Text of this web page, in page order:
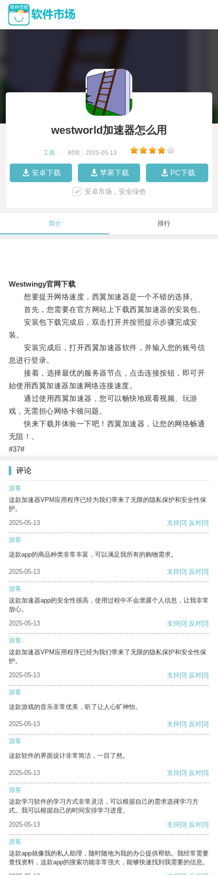
westworld加速器怎么用
工具 时间：2025-05-13
安卓下载 苹果下载 PC下载
安卓市场，安全绿色
简介 排行
Westwingy官网下载
想要提升网络速度，西翼加速器是一个不错的选择。
首先，您需要在官方网站上下载西翼加速器的安装包。
安装包下载完成后，双击打开并按照提示步骤完成安
装。
安装完成后，打开西翼加速器软件，并输入您的账号信
息进行登录。
接着，选择最优的服务器节点，点击连接按钮，即可开
始使用西翼加速器加速网络连接速度。
通过使用西翼加速器，您可以畅快地观看视频、玩游
戏，无需担心网络卡顿问题。
快来下载并体验一下吧！西翼加速器，让您的网络畅通
无阻！。
#37#
评论
游客
这款加速器VPM应用程序已经为我们带来了无限的隐私保护和安全性保
护。
2025-05-13
支持[0] 反对[0]
游客
这款app的商品种类非常丰富，可以满足我所有的购物需求。
2025-05-13 支持[0] 反对[0]
游客
这款加速器app的安全性很高，使用过程中不会泄露个人信息，让我非常
放心。
2025-05-13
支持[0] 反对[0]
游客
这款加速器VPM应用程序已经为我们带来了无限的隐私保护和安全性保
护。
2025-05-13
支持[0] 反对[0]
游客
这款游戏的音乐非常优美，听了让人心旷神怡。
2025-05-13 支持[0] 反对[0]
游客
这款软件的界面设计非常简洁，一目了然。
2025-05-13 支持[0] 反对[0]
游客
这款学习软件的学习方式非常灵活，可以根据自己的需求选择学习方
式。我可以根据自己的时间安排学习进度。
2025-05-13
支持[0] 反对[0]
游客
这款app就像我的私人助理，随时随地为我的办公提供帮助。我经常需要
查找资料，这款app的搜索功能非常强大，能够快速找到我需要的信息。